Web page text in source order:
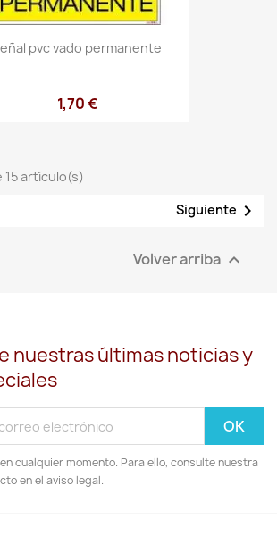
pvc vado permanente
1,70 €
15 artículo(s)
Siguiente 
Volver arriba 
nuestras últimas noticias y
cualquier momento. Para ello, consulte nuestra
en el aviso legal.